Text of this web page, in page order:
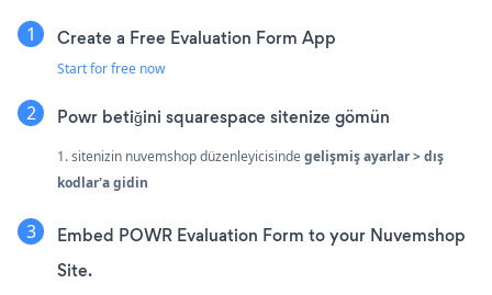
Create a Free Evaluation Form App
Start for free now
Powr betiğini squarespace sitenize gömün
1. sitenizin nuvemshop düzenleyicisindegelişmiş ayarlar > dış
kodlar'a gidin
Embed POWR Evaluation Form to your Nuvemshop
Site.